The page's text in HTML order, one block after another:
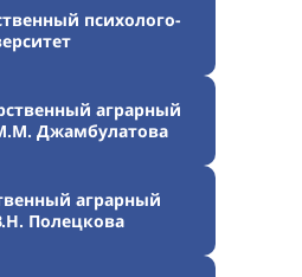
психолого-
аграрный
Джамбулатова
аграрный
Полецкова